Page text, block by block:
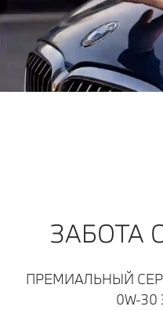
ЗАБОТА
ПРЕМИАЛЬНЫЙ
0W-30